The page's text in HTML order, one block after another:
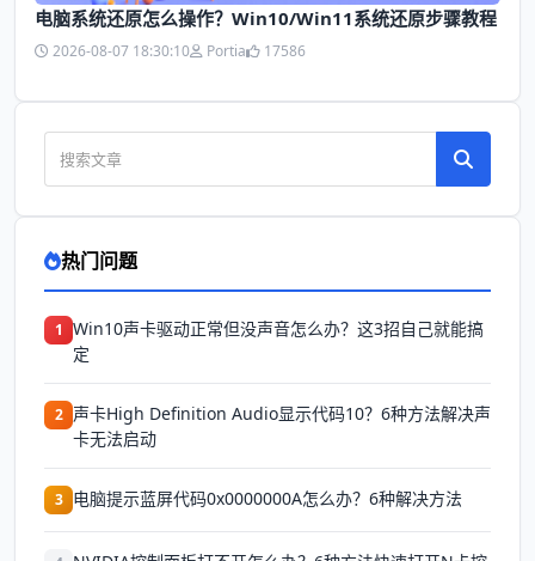
电脑系统还原怎么操作？Win10/Win11系统还原步骤教程
2026-08-07 18:30:10 Portia 17586
热门问题
1 Win10声卡驱动正常但没声音怎么办？这3招自己就能搞
定
2 声卡High Definition Audio显示代码10？6种方法解决声
卡无法启动
3 电脑提示蓝屏代码0x0000000A怎么办？6种解决方法